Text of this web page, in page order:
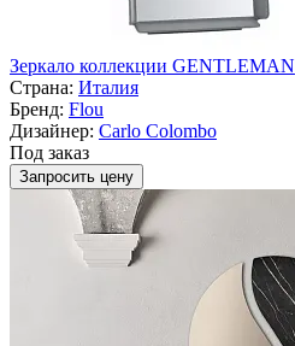
Зеркало коллекции GENTLEMAN
Страна: Италия
Бренд: Flou
Дизайнер: Carlo Colombo
Под заказ
Запросить цену